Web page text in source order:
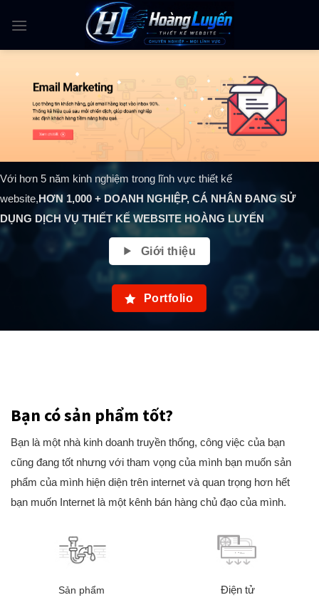
content
Với hơn 5 năm kinh nghiệm trong lĩnh vực thiết kế
website,HƠN 1,000 + DOANH NGHIỆP, CÁ NHÂN ĐANG SỬ
DỤNG DỊCH VỤ THIẾT KẾ WEBSITE HOÀNG LUYẾN
Giới thiệu
Portfolio
Bạn có sản phẩm tốt?
Bạn là một nhà kinh doanh truyền thống, công việc của bạn
cũng đang tốt nhưng với tham vọng của mình bạn muốn sản
phẩm của mình hiện diện trên internet và quan trọng hơn hết
bạn muốn Internet là một kênh bán hàng chủ đạo của mình.
Sản phẩm
Điện tử